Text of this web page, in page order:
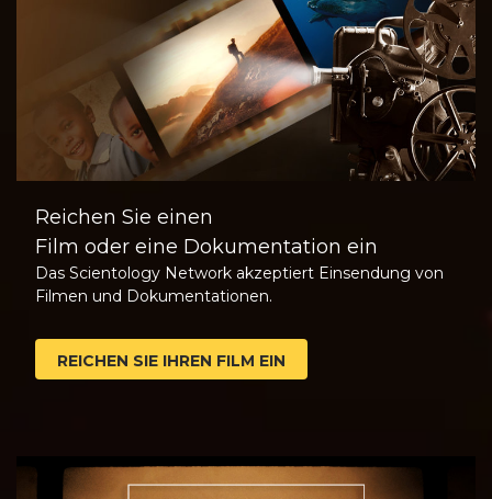
Reichen Sie einen
Film oder eine Dokumentation ein
Das Scientology Network akzeptiert Einsendung von
Filmen und Dokumentationen.
REICHEN SIE IHREN FILM EIN